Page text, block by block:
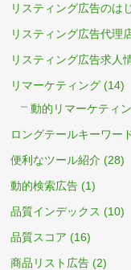
リスティング広告のは
リスティング広告代理
リスティング広告求人
リマーケティング (14)
動的リマーケティ
ロングテールキーワー
便利なツール紹介 (28)
動的検索広告 (1)
品質インデックス (10)
品質スコア (16)
商品リスト広告 (2)